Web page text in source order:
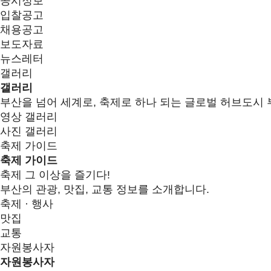
입찰공고
채용공고
보도자료
뉴스레터
갤러리
갤러리
부산을 넘어 세계로, 축제로 하나 되는 글로벌 허브도시
영상 갤러리
사진 갤러리
축제 가이드
축제 가이드
축제 그 이상을 즐기다!
부산의 관광, 맛집, 교통 정보를 소개합니다.
축제 · 행사
맛집
교통
자원봉사자
자원봉사자